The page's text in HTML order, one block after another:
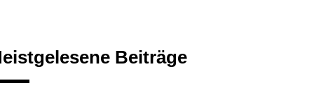
Beiträge